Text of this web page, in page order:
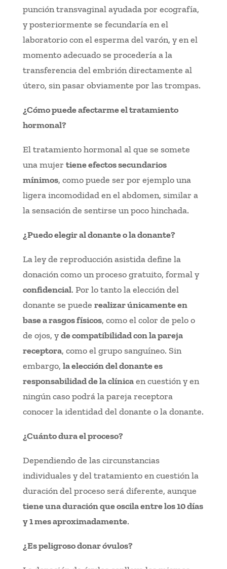
punción transvaginal ayudada por ecografía,
y posteriormente se fecundaría en el
laboratorio con el esperma del varón, y en el
momento adecuado se procedería a la
transferencia del embrión directamente al
útero, sin pasar obviamente por las trompas.
¿Cómo puede afectarme el tratamiento
hormonal?
El tratamiento hormonal al que se somete
una mujer tiene efectos secundarios
mínimos, como puede ser por ejemplo una
ligera incomodidad en el abdomen, similar a
la sensación de sentirse un poco hinchada.
¿Puedo elegir al donante o la donante?
La ley de reproducción asistida define la
donación como un proceso gratuito, formal y
confidencial. Por lo tanto la elección del
donante se puede realizar únicamente en
base a rasgos físicos, como el color de pelo o
de ojos, yde compatibilidad con la pareja
receptora, como el grupo sanguíneo. Sin
embargo, la elección del donante es
responsabilidad de la clínicaen cuestión y en
ningún caso podrá la pareja receptora
conocer la identidad del donante o la donante.
¿Cuánto dura el proceso?
Dependiendo de las circunstancias
individuales y del tratamiento en cuestión la
duración del proceso será diferente, aunque
tiene una duración que oscila entre los 10 días
y 1 mes aproximadamente.
¿Es peligroso donar óvulos?